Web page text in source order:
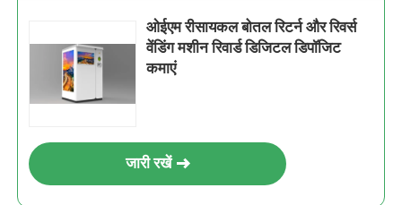
ओईएम रीसायकल बोतल रिटर्न और रिवर्स
वेंडिंग मशीन रिवार्ड डिजिटल डिपॉजिट
कमाएं
जारी रखें